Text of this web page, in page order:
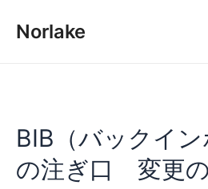
Norlake
BIB（バックイン
の注ぎ口 変更
稿
り